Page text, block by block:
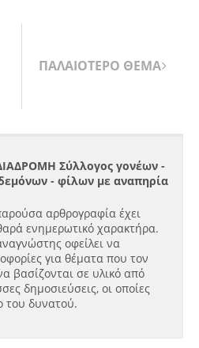
ΠΑΛΑΙΟΤΕΡΟ ΘΕΜΑ
Σύλλογος γονέων -
- φίλων με αναπηρία
αρθρογραφία έχει
ενημερωτικό χαρακτήρα.
οφείλει να
για θέματα που τον
βασίζονται σε υλικό από
δημοσιεύσεις, οι οποίες
του δυνατού.